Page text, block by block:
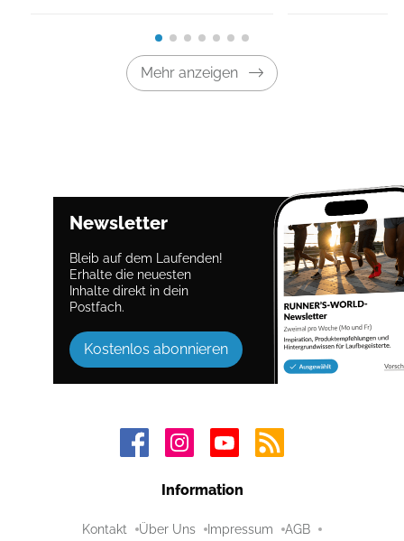
Mehr anzeigen
Newsletter
Bleib auf dem Laufenden!
Erhalte die neuesten
Inhalte direkt in dein
Postfach.
Kostenlos abonnieren
Information
Kontakt Über Uns Impressum AGB